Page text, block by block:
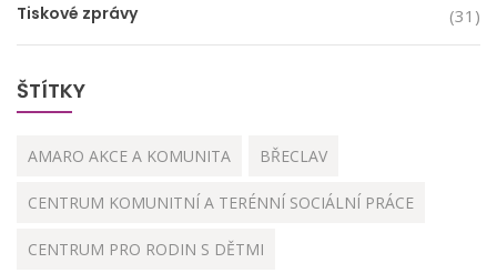
Tiskové zprávy (31)
ŠTÍTKY
AMARO AKCE A KOMUNITA BŘECLAV
CENTRUM KOMUNITNÍ A TERÉNNÍ SOCIÁLNÍ PRÁCE
CENTRUM PRO RODIN S DĚTMI